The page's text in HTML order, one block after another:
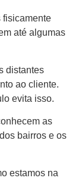
fisicamente
até algumas
distantes
ao cliente.
evita isso.
as
bairros e os
estamos na